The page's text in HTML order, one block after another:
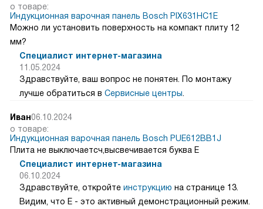
о товаре:
Индукционная варочная панель Bosch PIX631HC1E
Можно ли установить поверхность на компакт плиту 12
мм?
Специалист интернет-магазина
11.05.2024
Здравствуйте, ваш вопрос не понятен. По монтажу
лучше обратиться в Сервисные центры
Иван06.10.2024
о товаре:
Индукционная варочная панель Bosch PUE612BB1J
Плита не выключаетсч,высвечивается буква Е
Специалист интернет-магазина
06.10.2024
Здравствуйте, откройте инструкцию на странице 13.
Видим, что E - это активный демонстрационный режим.